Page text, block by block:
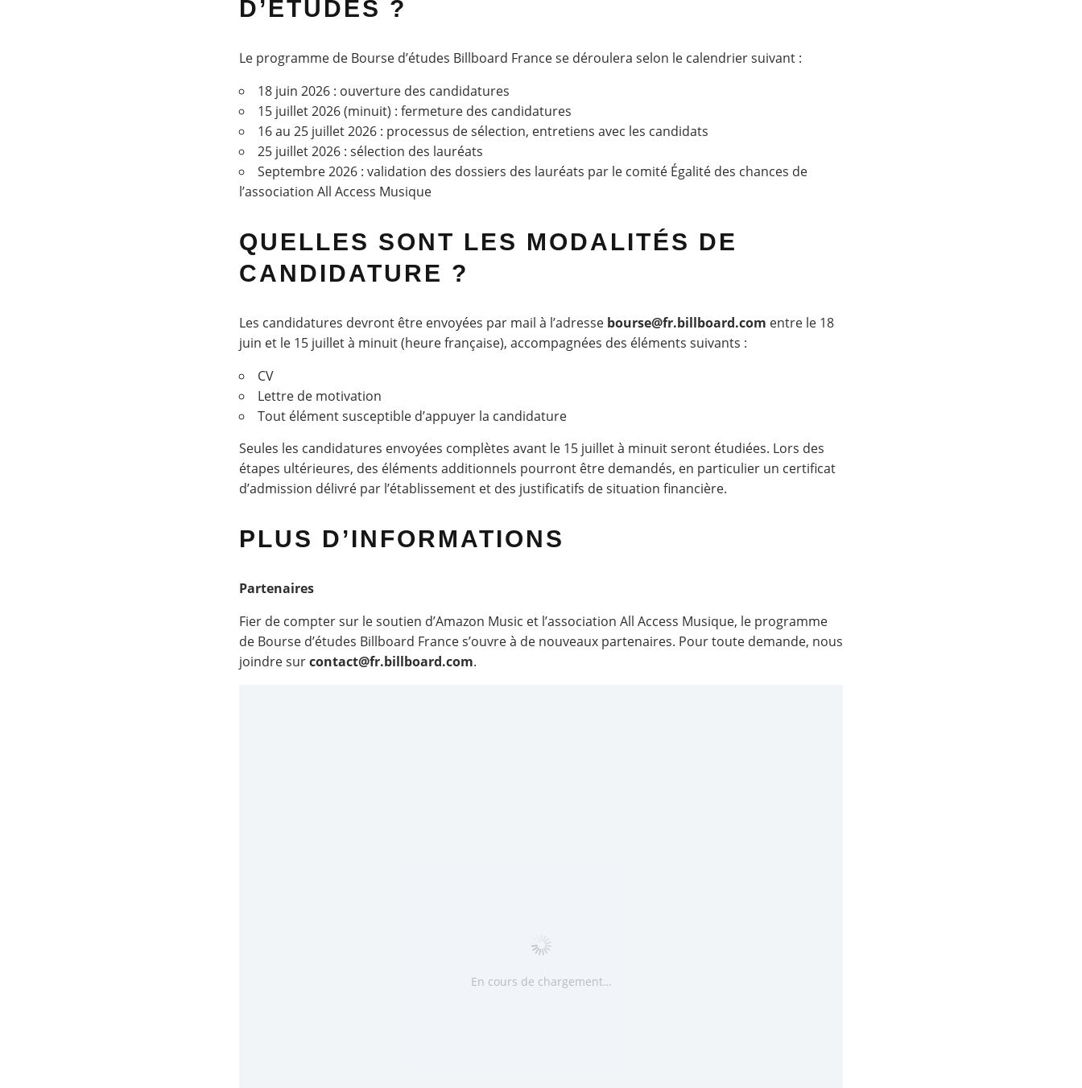
D’ÉTUDES ?
Le programme de Bourse d’études Billboard France se déroulera selon le calendrier suivant :
18 juin 2026 : ouverture des candidatures
15 juillet 2026 (minuit) : fermeture des candidatures
16 au 25 juillet 2026 : processus de sélection, entretiens avec les candidats
25 juillet 2026 : sélection des lauréats
Septembre 2026 : validation des dossiers des lauréats par le comité Égalité des chances de
l’association All Access Musique
QUELLES SONT LES MODALITÉS DE
CANDIDATURE ?
Les candidatures devront être envoyées par mail à l’adresse bourse@fr.billboard.com entre le 18
juin et le 15 juillet à minuit (heure française), accompagnées des éléments suivants :
CV
Lettre de motivation
Tout élément susceptible d’appuyer la candidature
Seules les candidatures envoyées complètes avant le 15 juillet à minuit seront étudiées. Lors des
étapes ultérieures, des éléments additionnels pourront être demandés, en particulier un certificat
d’admission délivré par l’établissement et des justificatifs de situation financière.
PLUS D’INFORMATIONS
Partenaires
Fier de compter sur le soutien d’Amazon Music et l’association All Access Musique, le programme
de Bourse d’études Billboard France s’ouvre à de nouveaux partenaires. Pour toute demande, nous
joindre surcontact@fr.billboard.com.
En cours de chargement…